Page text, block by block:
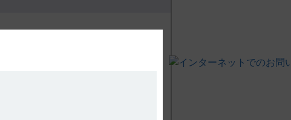
ど適切な処置を行うこと。
相プラセボ対照二重盲検比較試験におい